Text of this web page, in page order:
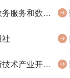
韶关市政务服务和数据管理局
韶关高新技术产业开发区管理委员会